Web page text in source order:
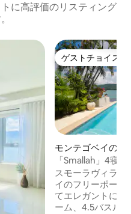
に高評価のリスティング
ゲストチョイス
ゲストチョイス
モンテゴベイの一
「Smallah」4寝
プール、リゾート
スモーラヴィラへ
イのフリーポート
てエレガントにデ
ーム、4.5バスル